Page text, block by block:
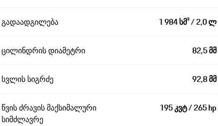
გადაადგილება 1 984 სმ³ / 2,0 ლ
ცილინდრის დიამეტრი 82,5 მმ
სვლის სიგრძე 92,8 მმ
წვის ძრავის მაქსიმალური
სიმძლავრე
195 კვტ / 265 hp